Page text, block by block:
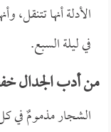
الأدلة أنها
في ليلة السبع.
من أدب
الشجار مذمومٌ في